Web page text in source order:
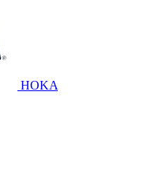
HOKA